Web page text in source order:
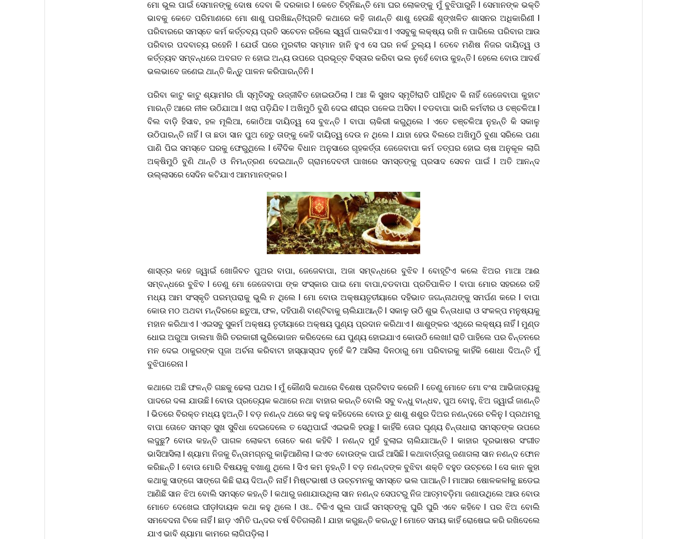
ମୋ ଭୁଲ ପାଇଁ ସେମାନଙ୍କୁ ଦୋଷ ଦେବା କି ଦରକାର l କେତେ ଚିହ୍ନିଛନ୍ତି ମୋ ଘର ଲୋକଙ୍କୁ ମୁଁ ବୁଝିପାରୁନି l ସେମାନଙ୍କ ଭକ୍ତି
ଭାବକୁ କେତେ ପରିମାଣରେ ମୋ ଶାଶୁ ପରଖିଛନ୍ତି!ପ୍ରତି କଥାରେ କହି ଜାଣନ୍ତି ଶାଶୁ ହେଉଛି ଶୃଙ୍ଖଳିତ ଶାସନର ଅଧିକାରିଣୀ l
ପରିବାରରେ ସମସ୍ତେ କର୍ମ କର୍ତ୍ତବ୍ୟ ପ୍ରତି ସଚେତନ ରହିଲେ ସ୍ୱର୍ଗ ପାଲଟିଯାଏ l ଏସବୁକୁ ଲକ୍ଷ୍ୟ ରଖି ନ ପାରିଲେ ପରିବାର ଆଉ
ପରିବାର ପଦବାଚ୍ୟ ରହେନି l ଯେଉଁ ଘରେ ମୁରବୀର ସମ୍ମାନ ହାନି ହୁଏ ସେ ଘର ନର୍କ ତୁଲ୍ୟ l ତେବେ ମଣିଷ ନିଜର ଦାୟିତ୍ୱ ଓ
କର୍ତ୍ତ୍ୟବ ସମ୍ବନ୍ଧରେ ଅବଗତ ନ ହୋଇ ଅନ୍ୟ ଉପରେ ପ୍ରଭୂତ୍ବ ବିସ୍ତାର କରିବା ଭଲ ନୁହେଁ ବୋଉ କୁହନ୍ତି l ହେଲେ ବୋଉ ଆଦର୍ଶ
ଭଲଭାବେ ଜଣେଇ ଥାନ୍ତି କିନ୍ତୁ ପାଳନ କରିପାରନ୍ତିନି l
ପରିବା କାଟୁ କାଟୁ ଶ୍ୟାମlର ଗାଁ ସ୍ମୃତିସବୁ ଉଜ୍ଜୀବିତ ହୋଇଉଠିଲା l ଆଃ କି ସୁଖଦ ସ୍ମୃତି!ରାତି ପIହିଥିବ କି ନାହିଁ ଜେଜେବାପା କୁହାଟ
ମାରନ୍ତି ଆରେ ନୀଳ ଉଠିଯାଆ l ଖରା ପଡ଼ିଯିବ l ଅଖିମୁଠି ବୁଣି ଦେଇ ଶୀଘ୍ର ପଳେଇ ଅସିବା l ବଡବାପା ଭାରି କର୍ମବୀର ଓ ଚଞ୍ଚଳିଆ l
ବିଲ ବାଡ଼ି ହିସାବ, ହଳ ମୂଲିଆ, କୋଠିଆ ଦାୟିତ୍ୱ ସେ ବୁଝନ୍ତି l ବାପା ଚାକିରୀ କରୁଥିଲେ l ଏତେ ଚଞ୍ଚଳିଆ ନୁହନ୍ତି କି ସକାଳୁ
ଉଠିପାରନ୍ତି ନାହିଁ l ତା ଛଡା ସାନ ପୁଅ ହେତୁ ତାଙ୍କୁ କେହି ଦାୟିତ୍ୱ ଦେଉ ନ ଥିଲେ l ଯାହା ହେଉ ବିଲରେ ଅଖିମୁଠି ବୁଣା ସରିଲେ ପଣା
ପାଣି ପିଇ ସମସ୍ତେ ଘରକୁ ଫେରୁଥିଲେ l ବୈଦିକ ବିଧାନ ଅନୁସାରେ ଗୃହକର୍ତ୍ତା ଜେଜେବାପା କର୍ମ ତତ୍ପର ହୋଇ ଚାଷ ଅନୁକୂଳ ଲାଗି
ଅକ୍ଷିମୁଠି ବୁଣି ଥାନ୍ତି ଓ ନିମନ୍ତ୍ରଣ ଦେଇଥାନ୍ତି ଗ୍ରାମଦେବତୀ ପାଖରେ ସମସ୍ତଙ୍କୁ ପ୍ରସାଦ ସେବନ ପାଇଁ l ଅତି ଆନନ୍ଦ
ଉଲ୍ଲାସରେ ସେଦିନ କଟିଯାଏ ଆମମାନଙ୍କର l
ଶାସ୍ତ୍ର କହେ ଜ୍ୱାଇଁ ଖୋଜିବତ ପୁଅର ବାପା, ଜେଜେବାପା, ଅଜା ସମ୍ବନ୍ଧରେ ବୁଝିବ l ବୋହୂଟିଏ କଲେ ଝିଅର ମାଆ ଆଈ
ସମ୍ବନ୍ଧରେ ବୁଝିବ l ତେଣୁ ମୋ ଜେଜେବାପା ଙ୍କ ସଂସ୍କାର ପାଇ ମୋ ବାପା,ବଡବାପା ପ୍ରତିପାଳିତ l ବାପା ମୋର ସହରରେ ରହି
ମଧ୍ୟ ଆମ ସଂସ୍କୃତି ପରମ୍ପରାକୁ ଭୁଲି ନ ଥିଲେ l ମୋ ବୋଉ ଅକ୍ଷୟତୃତୀୟାରେ ଦହିଭାତ ଜଗନ୍ନାଥଙ୍କୁ ସମର୍ପଣ କରେ l ବାପା
କୋଉ ମଠ ଅଥବା ମନ୍ଦିରରେ ଛତୁଆ, ଫଳ, ଦହିପାଣି ବାଣ୍ଟିବାକୁ ଚାଲିଯାଆନ୍ତି l ସକାଳୁ ଉଠି ଶୁଭ ଚିନ୍ତାଧାରା ଓ ସଂକଳ୍ପ ମନୁଷ୍ୟକୁ
ମହାନ କରିଥାଏ l ଏଇସବୁ ସୁକର୍ମ ଅକ୍ଷୟ ତୃତୀୟାରେ ଅକ୍ଷୟ ପୁଣ୍ୟ ପ୍ରଦାନ କରିଥାଏ l ଶାଶୁଙ୍କର ଏଥିରେ ଲକ୍ଷ୍ୟ ନାହିଁ l ମୁଣ୍ଡ
ଧୋଇ ଅରୁଆ ଡାଲମା ଖିରି ତରକାରୀ ଭୁରିଭୋଜନ କରିଦେଲେ ଯେ ପୁଣ୍ୟ ହୋଇଯାଏ କୋଉଠି ଲେଖା! ରାତି ପାହିଲେ ପର ଚିନ୍ତନରେ
ମନ ଦେଇ ଠାକୁରଙ୍କ ପୂଜା ଅର୍ଚନା କରିବାଟା ହାସ୍ୟାସ୍ପଦ ନୁହେଁ କି? ଆସିଲା ଦିନଠାରୁ ମୋ ପରିବାରକୁ କାହିଁକି ଶୋଧା ଦିଅନ୍ତି ମୁଁ
ବୁଝିପାରେନା l
କଥାରେ ଅଛି ଫଳନ୍ତି ଗଛକୁ ଢେଲା ପଥର l ମୁଁ କୌଣସି କଥାରେ ବିଶେଷ ପ୍ରତିବାଦ କରେନି l ତେଣୁ ମୋତେ ମୋ ବଂଶ ଆଭିଜାତ୍ୟକୁ
ପାଦରେ ଦଳା ଯାଉଛି l ବୋଉ ପ୍ରତ୍ୟେକ କଥାରେ ନଥା ବାହାର କରନ୍ତି ବୋଲି ସବୁ ବନ୍ଧୁ ବାନ୍ଧବ, ପୁଅ ବୋହୁ, ଝିଅ ଜ୍ୱାଇଁ ଜାଣନ୍ତି
l ଭିତରେ ବିରକ୍ତ ମଧ୍ୟ ହୁଅନ୍ତି l ବଡ଼ ନଣନ୍ଦ ଥରେ କହୁ କହୁ କହିଦେଲେ ବୋଉ ତୁ ଶାଶୁ ଶଶୁର ଦିଅର ନଣନ୍ଦରେ ଚଳିନୁ l ପ୍ରଥମରୁ
ବାପା ତୋତେ ସମସ୍ତ ସୁଖ ସୁବିଧା ଦେଇଦେଲେ ତ ସେଥିପାଇଁ ଏଇଭଳି ହଉଛୁ l କାହିଁକି ତୋର ଘୃଣ୍ୟ ଚିନ୍ତାଧାରା ସମସ୍ତଙ୍କ ଉପରେ
ଲଦୁଛୁ? ବୋଉ କହନ୍ତି ପାଗଳ ଲୋକଟା ତୋତେ କଣ କହିବି l ନଣନ୍ଦ ମୁହଁ ବୁଲାଇ ଚାଲିଯାଆନ୍ତି l କାହାର ଦୂରଭାଷର ସଂଗୀତ
ଭାସିଆସିଲା l ଶ୍ୟାମା ନିଜକୁ ଚିନ୍ତାମଗ୍ନରୁ କାଢ଼ିଆଣିଲା l ଇଏତ ବୋଉଙ୍କ ପାଇଁ ଆସିଛି l କଥାବାର୍ତ୍ତାରୁ ଜଣାଗଲା ସାନ ନଣନ୍ଦ ଫୋନ
କରିଛନ୍ତି l ବୋଉ ମୋରି ବିଷୟକୁ ବଖାଣୁ ଥିଲେ l ସିଏ କମ ନୁହନ୍ତି l ବଡ଼ ନଣନ୍ଦଙ୍କ ବୁଝିବା ଶକ୍ତି ବହୁତ ଉଚ୍ଚରେ l ସେ କାନ କୁହା
କଥାକୁ ସାଙ୍ଗେ ସାଙ୍ଗେ କିଛି ରାୟ ଦିଅନ୍ତି ନାହିଁ l ମିଷ୍ଟଭାଷୀ ଓ ଉଚ୍ଚମନକୁ ସମସ୍ତେ ଭଲ ପାଆନ୍ତି l ମାଆର ଷୋଳକଳlକୁ ଛଡେଇ
ଆଣିଛି ସାନ ଝିଅ ବୋଲି ସମସ୍ତେ କହନ୍ତି l କଥାରୁ ଜଣାଯାଉଥିଲା ସାନ ନଣନ୍ଦ ସେପଟରୁ ନିଜ ଆତ୍ମବଡ଼ିମା ଜଣାଉଥିଲେ ଆଉ ବୋଉ
ମୋତେ ଦେଖେଇ ପୀଡ଼lଦାୟକ କଥା କହୁ ଥିଲେ l ଓଃ.. ଟିକିଏ ଭୁଲ ପାଇଁ ସମସ୍ତଙ୍କୁ ଘୁରି ଘୁରି ଏବେ କହିବେ l ପର ଝିଅ ବୋଲି
ସମବେଦନା ଟିକେ ନାହିଁ l ଛାଡ଼ ଏମିତି ପନ୍ଦର ବର୍ଷ ବିତିଗଲାଣି l ଯାହା କରୁଛନ୍ତି କରନ୍ତୁ l ମୋତେ ସମୟ କାହିଁ ରୋଷେଇ କରି ରଖିଦେଲେ
ଯାଏ ଭାବି ଶ୍ୟାମା କାମରେ ଲାଗିପଡ଼ିଲା l